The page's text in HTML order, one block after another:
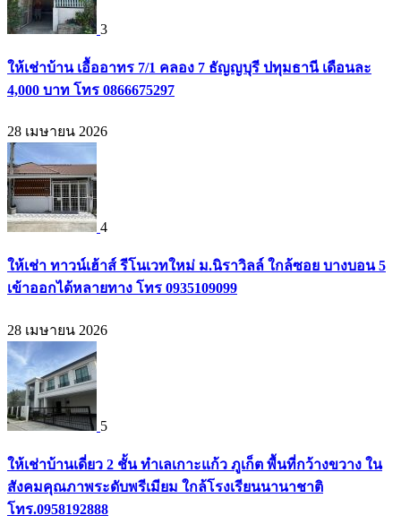
3
ให้เช่าบ้าน เอื้ออาทร 7/1 คลอง 7 ธัญญบุรี ปทุมธานี เดือนละ
4,000 บาท โทร 0866675297
28 เมษายน 2026
4
ให้เช่า ทาวน์เฮ้าส์ รีโนเวทใหม่ ม.นิราวิลล์ ใกล้ซอย บางบอน 5
เข้าออกได้หลายทาง โทร 0935109099
28 เมษายน 2026
5
ให้เช่าบ้านเดี่ยว 2 ชั้น ทำเลเกาะแก้ว ภูเก็ต พื้นที่กว้างขวาง ใน
สังคมคุณภาพระดับพรีเมียม ใกล้โรงเรียนนานาชาติ
โทร.0958192888